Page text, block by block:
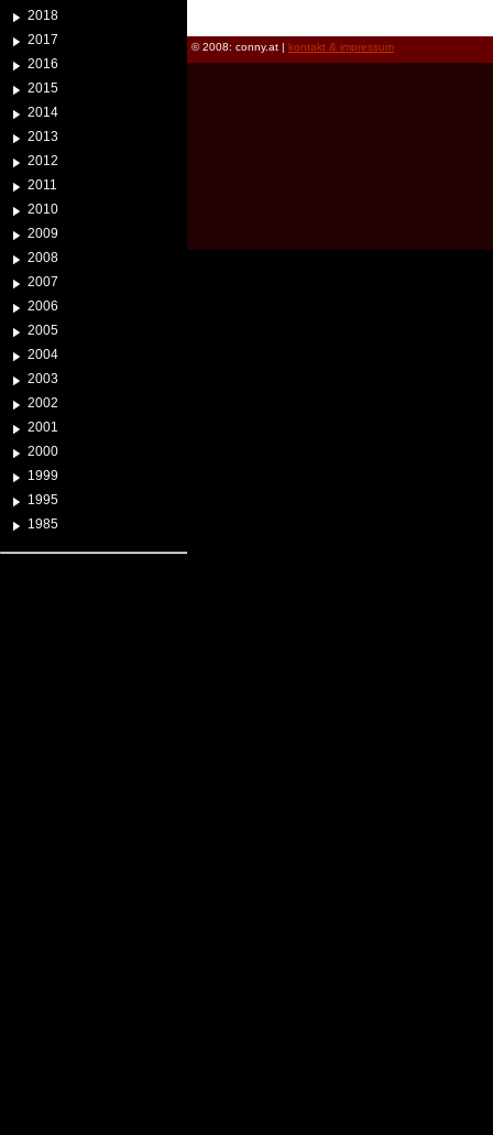
2018
2017
2016
2015
2014
2013
2012
2011
2010
2009
2008
2007
2006
2005
2004
2003
2002
2001
2000
1999
1995
1985
© 2008: conny.at | kontakt & impressum